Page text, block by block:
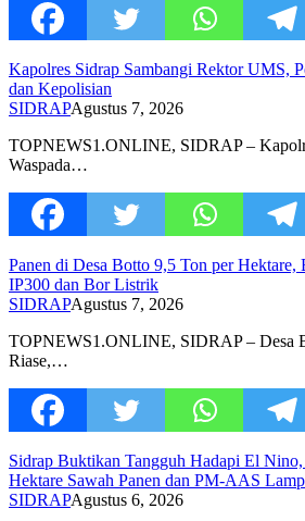
Kapolres Sidrap Sambangi Rektor UMS,
dan Kepolisian
SIDRAPAgustus 7, 2026
TOPNEWS1.ONLINE, SIDRAP –
Waspada…
Panen di Desa Botto 9,5 Ton per Hektare,
IP300 dan Bor Listrik
SIDRAPAgustus 7, 2026
TOPNEWS1.ONLINE, SIDRAP – Desa
Riase,…
Sidrap Buktikan Tangguh Hadapi El
Hektare Sawah Panen dan PM-AAS
SIDRAPAgustus 6, 2026